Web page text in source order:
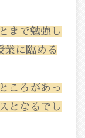
まで勉強し
業に臨める
ころがあっ
となるでし